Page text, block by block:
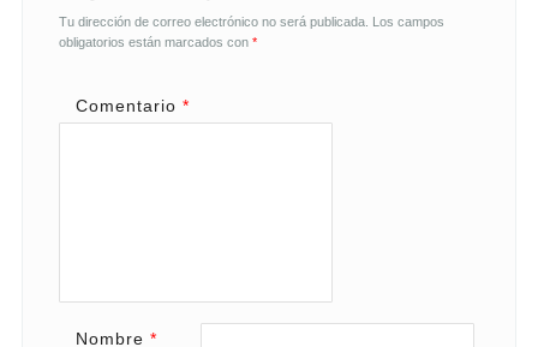
Tu dirección de correo electrónico no será publicada. Los campos
obligatorios están marcados con *
Comentario *
Nombre *